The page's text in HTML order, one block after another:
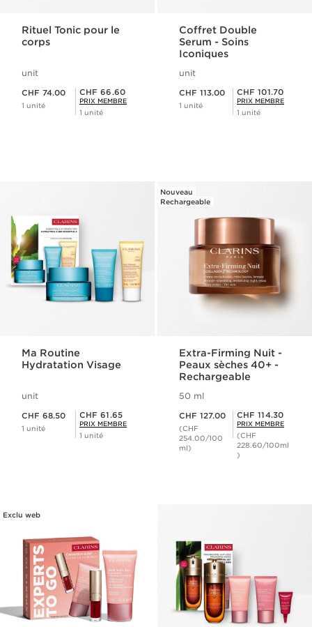
Rituel Tonic pour le
corps
unit
CHF 74.00
1 unité
Prix Sérénité CHF 66.60
CHF 66.60
PRIX MEMBRE
1 unité
Coffret Double
Serum - Soins
Iconiques
unit
CHF 113.00
1 unité
Prix Sérénité CHF 101.70
CHF 101.70
PRIX MEMBRE
1 unité
Ma Routine
Hydratation Visage
unit
CHF 68.50
1 unité
Prix Sérénité CHF 61.65
CHF 61.65
PRIX MEMBRE
1 unité
Nouveau
Rechargeable
Extra-Firming Nuit -
Peaux sèches 40+ -
Rechargeable
50 ml
CHF 127.00
(CHF
254.00/100
ml)
Prix Sérénité CHF 114.30
CHF 114.30
PRIX MEMBRE
(CHF
228.60/100ml
)
Exclu web